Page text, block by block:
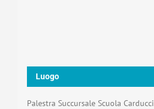
Luogo
Palestra Succursale Scuola Carducci